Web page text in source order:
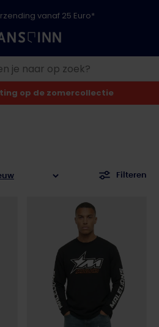
vanaf 25 Euro*
op de zomercollectie
Filteren